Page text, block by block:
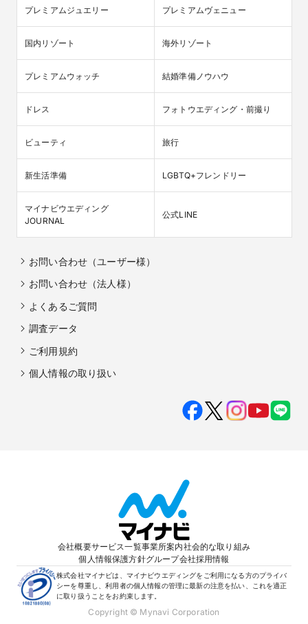
プレミアムジュエリー プレミアムヴェニュー
国内リゾート 海外リゾート
プレミアムウォッチ 結婚準備ノウハウ
ドレス フォトウエディング・前撮り
ビューティ 旅行
新生活準備 LGBTQ+フレンドリー
マイナビウエディング
JOURNAL
公式LINE
お問い合わせ（ユーザー様）
お問い合わせ（法人様）
よくあるご質問
調査データ
ご利用規約
個人情報の取り扱い
会社概要サービス一覧事業所案内社会的な取り組み
個人情報保護方針グループ会社採用情報
株式会社マイナビは、マイナビウエディングをご利用になる方のプライバ
シーを尊重し、利用者の個人情報の管理に最新の注意を払い、これを適正
に取り扱うことをお約束します。
Copyright © Mynavi Corporation